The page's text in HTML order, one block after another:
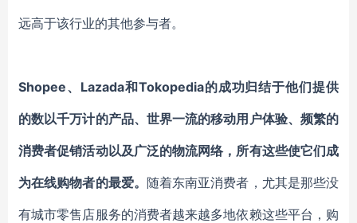
远高于该行业的其他参与者。
Shopee、Lazada和Tokopedia的成功归结于他们提供
的数以千万计的产品、世界一流的移动用户体验、频繁的
消费者促销活动以及广泛的物流网络，所有这些使它们成
为在线购物者的最爱。 随着东南亚消费者，尤其是那些没
有城市零售店服务的消费者越来越多地依赖这些平台，购